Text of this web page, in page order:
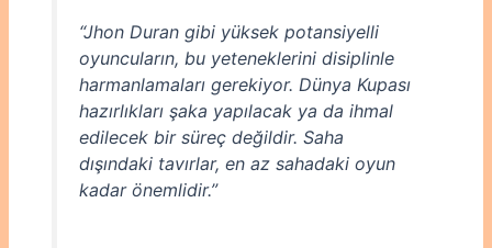
“Jhon Duran gibi yüksek potansiyelli
oyuncuların, bu yeteneklerini disiplinle
harmanlamaları gerekiyor. Dünya Kupası
hazırlıkları şaka yapılacak ya da ihmal
edilecek bir süreç değildir. Saha
dışındaki tavırlar, en az sahadaki oyun
kadar önemlidir.”